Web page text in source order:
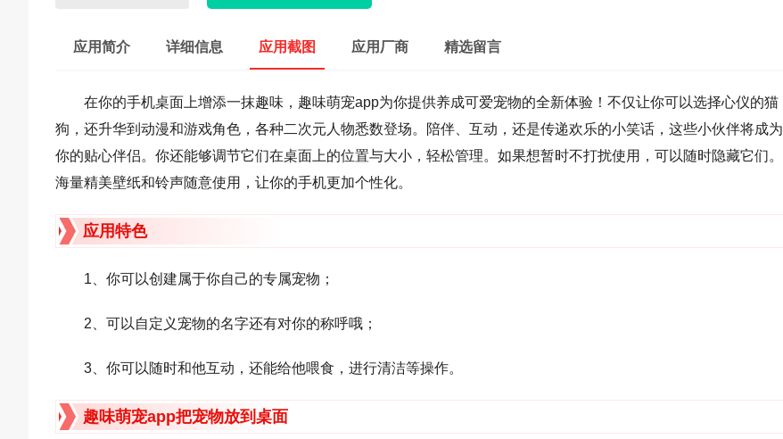
应用简介 详细信息 应用截图 应用厂商 精选留言
在你的手机桌面上增添一抹趣味，趣味萌宠app为你提供养成可爱宠物的全新体验！不仅让你可以选择心仪的猫
狗，还升华到动漫和游戏角色，各种二次元人物悉数登场。陪伴、互动，还是传递欢乐的小笑话，这些小伙伴将成为
你的贴心伴侣。你还能够调节它们在桌面上的位置与大小，轻松管理。如果想暂时不打扰使用，可以随时隐藏它们。
海量精美壁纸和铃声随意使用，让你的手机更加个性化。
应用特色
1、你可以创建属于你自己的专属宠物；
2、可以自定义宠物的名字还有对你的称呼哦；
3、你可以随时和他互动，还能给他喂食，进行清洁等操作。
趣味萌宠app把宠物放到桌面